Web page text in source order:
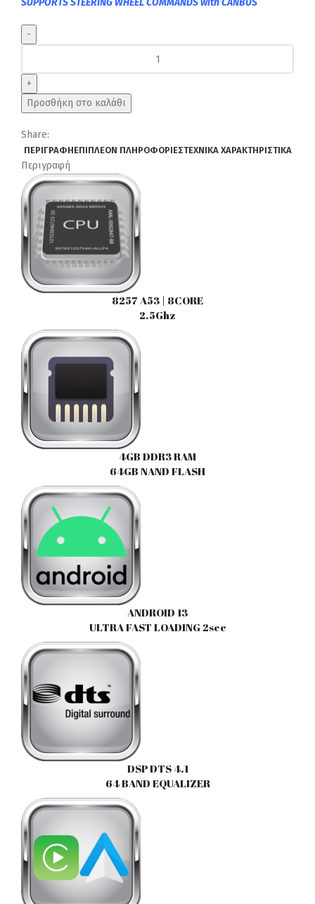
SUPPORTS STEERING WHEEL COMMANDS with CANBUS
BXD
6058_CPA
(9inc)
MULTIMEDIA
BMW
(E83)
mod.
2003-
2010
ποσότητα
Προσθήκη στο καλάθι
Share:
ΠΕΡΙΓΡΑΦΉΕΠΙΠΛΈΟΝ ΠΛΗΡΟΦΟΡΊΕΣΤΕΧΝΙΚΆ ΧΑΡΑΚΤΗΡΙΣΤΙΚΆ
Περιγραφή
8257 A53 | 8CORE
2.5Ghz
4GB DDR3 RAM
64GB NAND FLASH
ANDROID 13
ULTRA FAST LOADING 2sec
DSP DTS 4.1
64 BAND EQUALIZER